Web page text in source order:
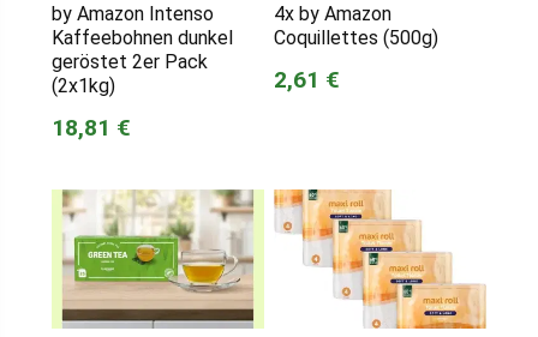
by Amazon Intenso
Kaffeebohnen dunkel
geröstet 2er Pack
(2x1kg)
18,81 €
4x by Amazon
Coquillettes (500g)
2,61 €